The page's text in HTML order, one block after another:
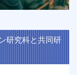
研究科と共同研